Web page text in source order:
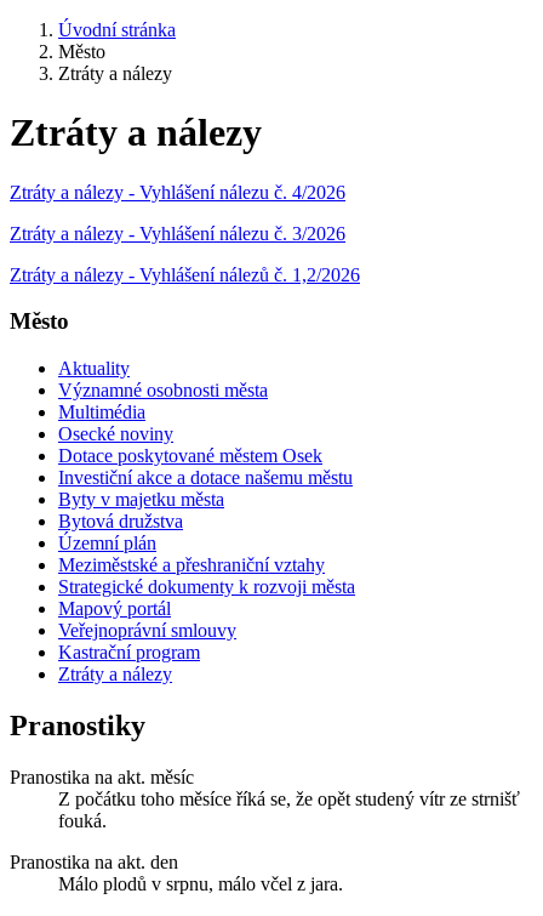
Úvodní stránka
Město
Ztráty a nálezy
Ztráty a nálezy
Ztráty a nálezy - Vyhlášení nálezu č. 4/2026
Ztráty a nálezy - Vyhlášení nálezu č. 3/2026
Ztráty a nálezy - Vyhlášení nálezů č. 1,2/2026
Město
Aktuality
Významné osobnosti města
Multimédia
Osecké noviny
Dotace poskytované městem Osek
Investiční akce a dotace našemu městu
Byty v majetku města
Bytová družstva
Územní plán
Meziměstské a přeshraniční vztahy
Strategické dokumenty k rozvoji města
Mapový portál
Veřejnoprávní smlouvy
Kastrační program
Ztráty a nálezy
Pranostiky
Pranostika na akt. měsíc
Z počátku toho měsíce říká se, že opět studený vítr ze strnišť
fouká.
Pranostika na akt. den
Málo plodů v srpnu, málo včel z jara.